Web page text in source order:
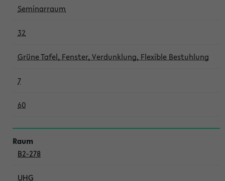
Seminarraum
32
Grüne Tafel, Fenster, Verdunklung, Flexible Bestuhlung
7
60
B2-278
UHG